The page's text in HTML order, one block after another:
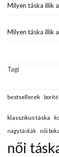
Milyen táska illik
Milyen táska illik
Tagi
bestsellerek
klasszikus táska
nagy táskák női
női